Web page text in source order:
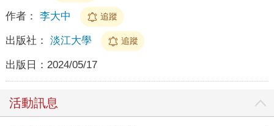
作者： 李大中 追蹤
出版社： 淡江大學 追蹤
出版日： 2024/05/17
活動訊息